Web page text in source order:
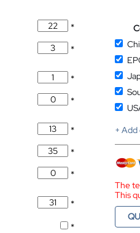
*
*
*
*
*
*
*
*
*
+
The
This